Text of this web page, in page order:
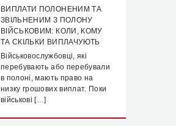
ВИПЛАТИ ПОЛОНЕНИМ ТА
ЗВІЛЬНЕНИМ З ПОЛОНУ
ВІЙСЬКОВИМ: КОЛИ, КОМУ
ТА СКІЛЬКИ ВИПЛАЧУЮТЬ
Військовослужбовці, які
перебувають або перебували
в полоні, мають право на
низку грошових виплат. Поки
військові […]